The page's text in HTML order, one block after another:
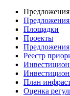
Площадки
Проекты
Предложения
Реестр
План
Оценка